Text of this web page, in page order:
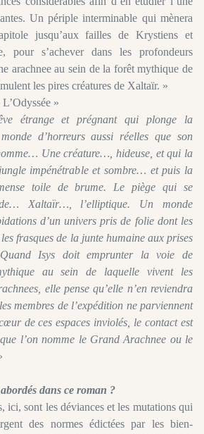
Un périple interminable qui mènera
jusqu’aux failles de Krystiens et
pour s’achever dans les profondeurs
arachnee au sein de la forêt mythique de
les pires créatures de Xaltaïr. »
»
étrange et prégnant qui plonge la
d’horreurs aussi réelles que son
Une créature…, hideuse, et qui la
impénétrable et sombre… et puis la
toile de brume. Le piège qui se
Xaltaïr…, l’elliptique. Un monde
d’un univers pris de folie dont les
frasques de la junte humaine aux prises
Isys doit emprunter la voie de
au sein de laquelle vivent les
elle pense qu’elle n’en reviendra
membres de l’expédition ne parviennent
de ces espaces inviolés, le contact est
l’on nomme le Grand Arachnee ou le
dans ce roman ?
ici, sont les déviances et les mutations qui
des normes édictées par les bien-